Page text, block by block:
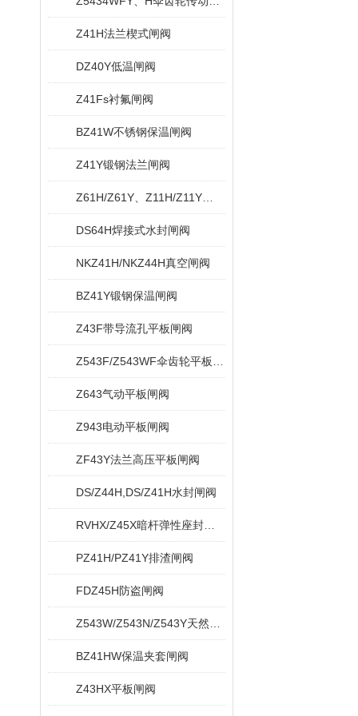
Z41H法兰楔式闸阀
DZ40Y低温闸阀
Z41Fs衬氟闸阀
BZ41W不锈钢保温闸阀
Z41Y锻钢法兰闸阀
DS64H焊接式水封闸阀
NKZ41H/NKZ44H真空闸阀
BZ41Y锻钢保温闸阀
Z43F带导流孔平板闸阀
Z643气动平板闸阀
Z943电动平板闸阀
ZF43Y法兰高压平板闸阀
DS/Z44H,DS/Z41H水封闸阀
PZ41H/PZ41Y排渣闸阀
FDZ45H防盗闸阀
BZ41HW保温夹套闸阀
Z43HX平板闸阀